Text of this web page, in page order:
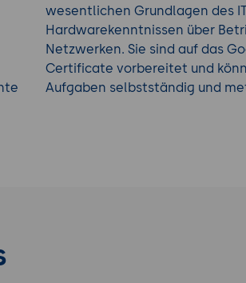
wesentlichen Grundlagen des
Hardwarekenntnissen über
Netzwerken. Sie sind auf das
Certificate vorbereitet und
Aufgaben selbstständig und